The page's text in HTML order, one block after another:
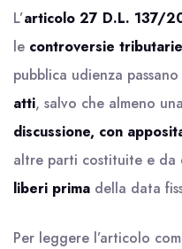
L’articolo 27 D.L. 137/
le controversie tributarie
pubblica udienza passano
atti, salvo che almeno
discussione, con
altre parti costituite e da
liberi prima della data
Per leggere l’articolo